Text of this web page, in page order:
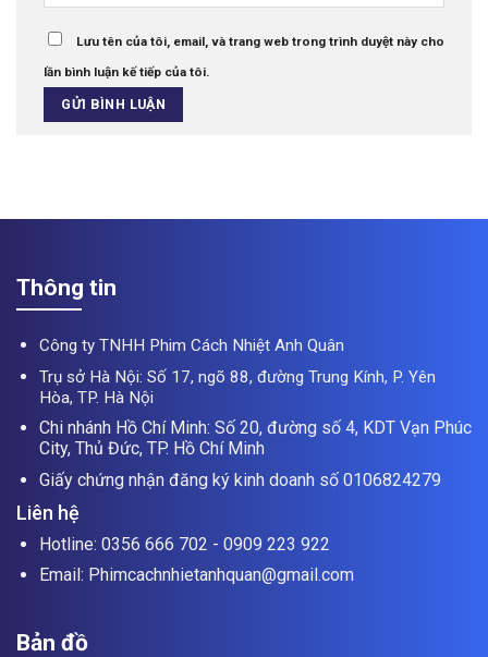
Lưu tên của tôi, email, và trang web trong trình duyệt này cho
lần bình luận kế tiếp của tôi.
Thông tin
Công ty TNHH Phim Cách Nhiệt Anh Quân
Trụ sở Hà Nội: Số 17, ngõ 88, đường Trung Kính, P. Yên
Hòa, TP. Hà Nội
Chi nhánh Hồ Chí Minh: Số 20, đường số 4, KDT Vạn Phúc
City, Thủ Đức, TP. Hồ Chí Minh
Giấy chứng nhận đăng ký kinh doanh số 0106824279
Liên hệ
Hotline: 0356 666 702 - 0909 223 922
Email: Phimcachnhietanhquan@gmail.com
Bản đồ